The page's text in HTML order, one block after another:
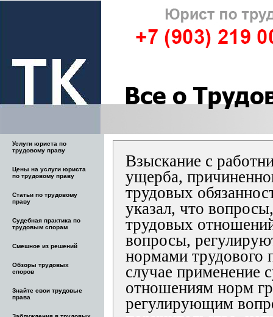
Услуги юриста по
трудовому праву
Цены на услуги юриста
по трудовому праву
Статьи по трудовому
праву
Судебная практика по
трудовым спорам
Смешное из решений
Обзоры трудовых
споров
Знайте свои трудовые
права
Взыскание с
ущерба,
трудовых
указал, что
трудовых
вопросы,
нормами трудового
случае применение
отношениям норм
регулирующим